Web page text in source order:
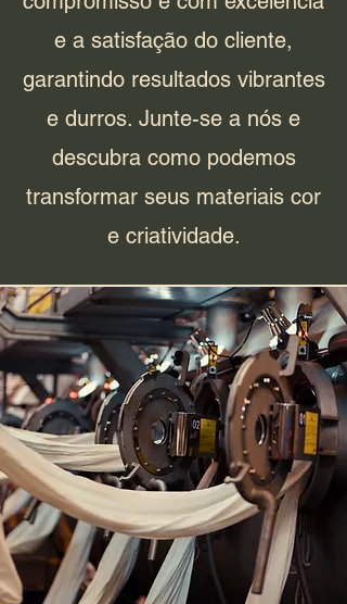
e a satisfação do cliente,
garantindo resultados vibrantes
e durros. Junte-se a nós e
descubra como podemos
transformar seus materiais cor
e criatividade.